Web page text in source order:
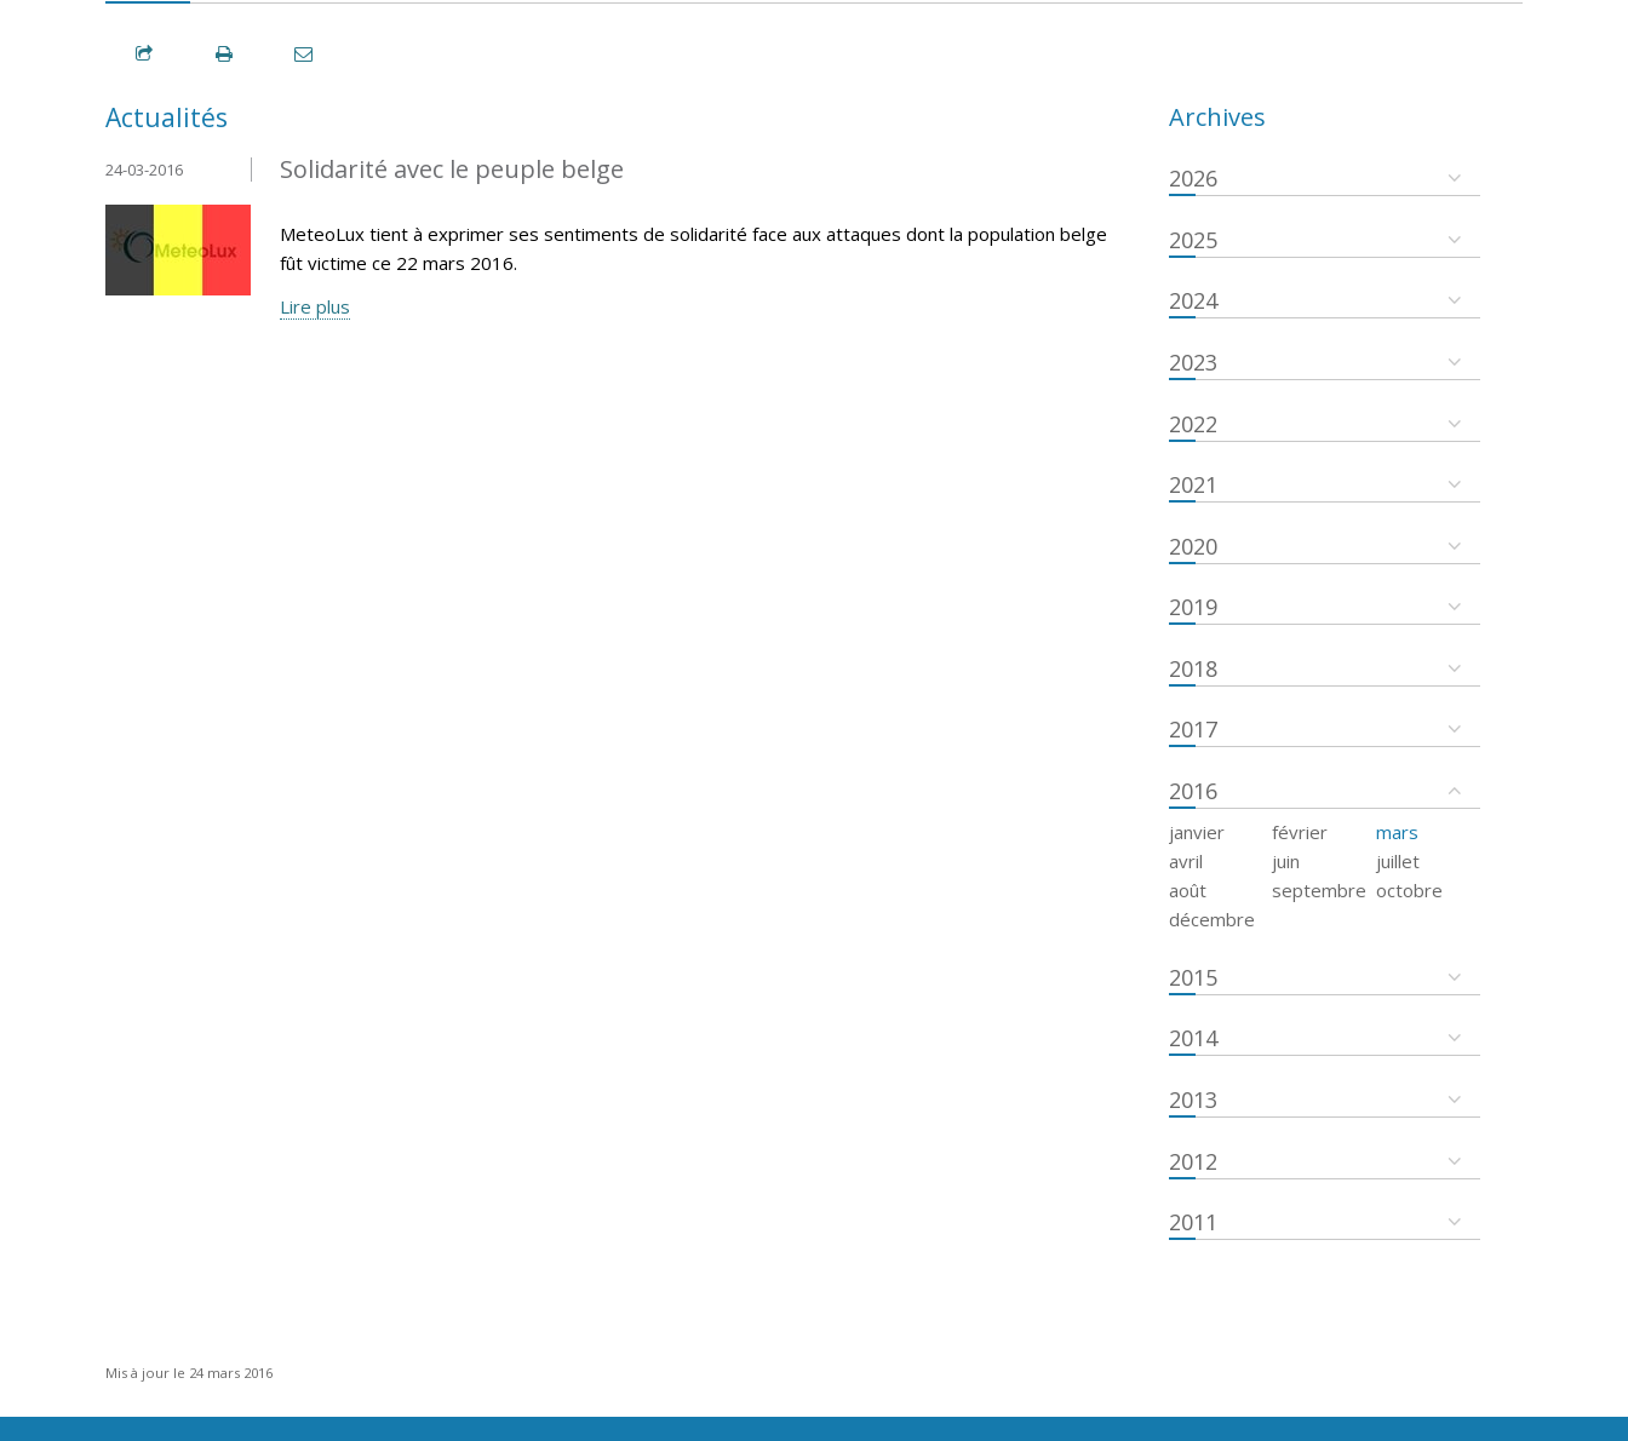
Actualités
Solidarité avec le peuple belge
24-03-2016
MeteoLux tient à exprimer ses sentiments de solidarité face aux attaques dont la population belge
fût victime ce 22 mars 2016.
Lire plus
Archives
2026
2025
2024
2023
2022
2021
2020
2019
2018
2017
2016
janvier février
mars
avril
juin
juillet
août
septembre octobre
décembre
2015
2014
2013
2012
2011
Mis à jour le 24 mars 2016